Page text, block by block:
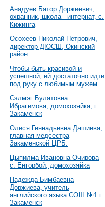
Анадуев Батор Доржиевич,
охранник, школа - интернат, с.
Кижинга
Осохеев Николай Петрович,
директор ДЮСШ, Окинский
район
Чтобы быть красивой и
успешной, ей достаточно идти
под руку с любимым мужем
Сэлмэг Булатовна
Ибрагимова, домохозяйка, г.
Закаменск
Олеся Геннадьевна Дашиева,
главная медсестра
Закаменской ЦРБ.
Цыпилма Ивановна Очирова
с. Енгорбой, домохозяйка
Надежда Бимбаевна
Доржиева, учитель
английского языка СОШ №1 г.
Закаменск